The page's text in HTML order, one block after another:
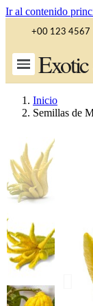
Ir al contenido
+00 123 4567
Exotic
Inicio
Semillas de